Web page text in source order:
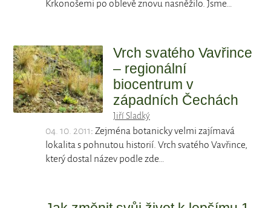
Krkonošemi po oblevě znovu nasněžilo. Jsme…
Vrch svatého Vavřince
– regionální
biocentrum v
západních Čechách
Jiří Sladký
04. 10. 2011: Zejména botanicky velmi zajímavá
lokalita s pohnutou historií. Vrch svatého Vavřince,
který dostal název podle zde…